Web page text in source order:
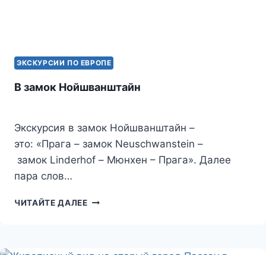
ЭКСКУРСИИ ПО ЕВРОПЕ
В замок Нойшванштайн
Экскурсия в замок Нойшванштайн –
это: «Прага – замок Neuschwanstein –
замок Linderhof – Мюнхен – Прага». Далее
пара слов…
ЧИТАЙТЕ ДАЛЕЕВ